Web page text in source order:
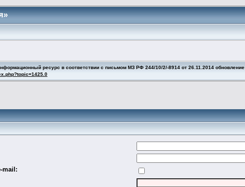
ресурс в соответствии с письмом МЗ РФ 244/10/2/-8914 от 26.11.2014
mail: